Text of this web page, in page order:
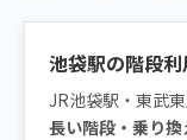
池袋駅の階段
JR池袋駅・東武
長い階段・乗り